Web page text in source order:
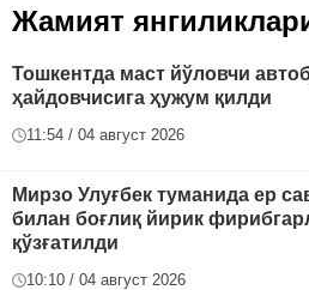
Жамият
Тошкентда маст йўловчи
ҳайдовчисига ҳужум қилди
11:54 / 04 август 2026
Мирзо Улуғбек туманида ер
билан боғлиқ йирик
қўзғатилди
10:10 / 04 август 2026